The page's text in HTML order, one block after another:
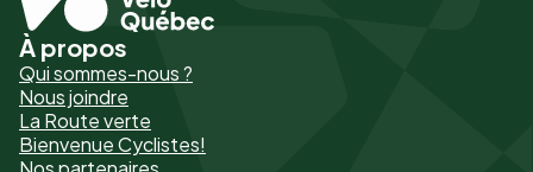
Pied
de
page
-
À propos
Qui sommes-nous ?
Nous joindre
La Route verte
Bienvenue Cyclistes!